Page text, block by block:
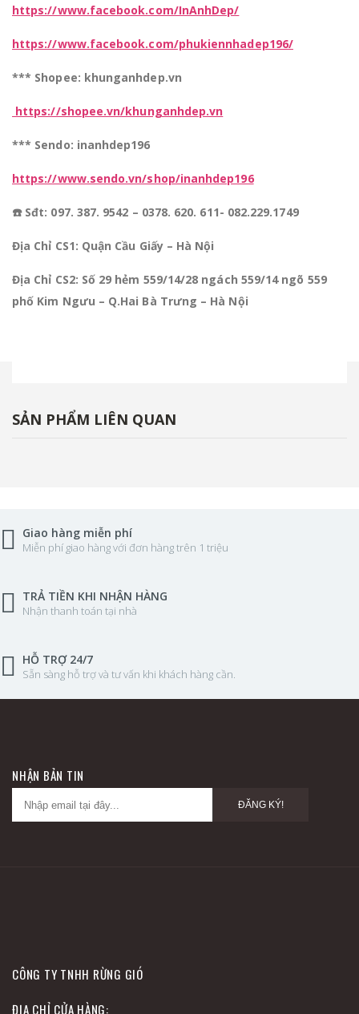
https://www.facebook.com/InAnhDep/
https://www.facebook.com/phukiennhadep196/
*** Shopee: khunganhdep.vn
https://shopee.vn/khunganhdep.vn
*** Sendo: inanhdep196
https://www.sendo.vn/shop/inanhdep196
☎️ Sđt: 097. 387. 9542 – 0378. 620. 611- 082.229.1749
Địa Chỉ CS1: Quận Cầu Giấy – Hà Nội
Địa Chỉ CS2: Số 29 hẻm 559/14/28 ngách 559/14 ngõ 559
phố Kim Ngưu – Q.Hai Bà Trưng – Hà Nội
SẢN PHẨM LIÊN QUAN
Giao hàng miễn phí
Miễn phí giao hàng với đơn hàng trên 1 triệu
TRẢ TIỀN KHI NHẬN HÀNG
Nhận thanh toán tại nhà
HỖ TRỢ 24/7
Sẵn sàng hỗ trợ và tư vấn khi khách hàng cần.
NHẬN BẢN TIN
ĐĂNG KÝ!
CÔNG TY TNHH RỪNG GIÓ
ĐỊA CHỈ CỬA HÀNG: